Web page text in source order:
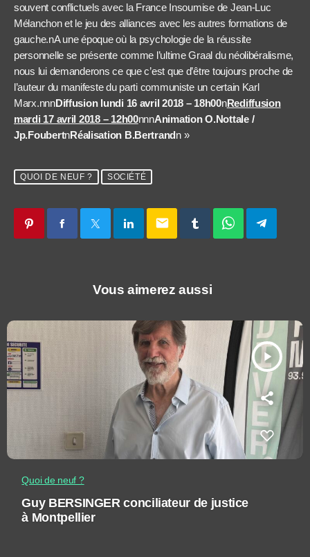
souvent conflictuels avec la France Insoumise de Jean-Luc
Mélanchon et le jeu des alliances avec les autres formations de
gauche.nA une époque où la psychologie de la réussite
personnelle se présente comme l’ultime Graal du néolibéralisme,
nous lui demanderons ce que c’est que d’être toujours proche de
l’auteur du manifeste du parti communiste un certain Karl
Marx.nnnDiffusion lundi 16 avril 2018 – 18h00nRediffusion
mardi 17 avril 2018 – 12h00nnnAnimation O.Nottale /
Jp.FoubertnRéalisation B.Bertrandn »
QUOI DE NEUF ? SOCIÉTÉ
email
Vous aimerez aussi
play_arrow
Quoi de neuf ?
Guy BERSINGER conciliateur de justice
à Montpellier